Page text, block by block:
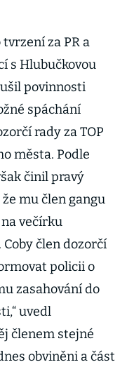
za PR a
s Hlubučkovou
povinnosti
spáchání
rady za TOP
města. Podle
činil pravý
mu člen gangu
večírku
člen dozorčí
policii o
zasahování do
uvedl
členem stejné
obviněni a část